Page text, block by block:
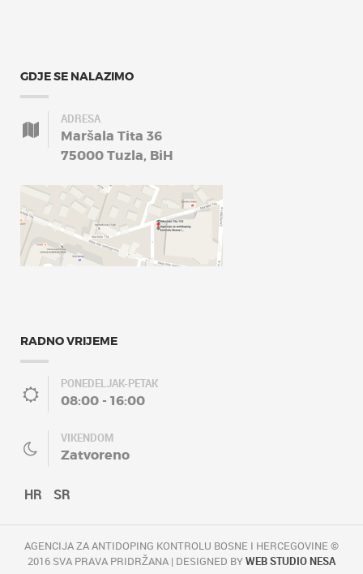
GDJE SE NALAZIMO
ADRESA
Maršala Tita 36
75000 Tuzla, BiH
RADNO VRIJEME
PONEDELJAK-PETAK
08:00 - 16:00
VIKENDOM
Zatvoreno
HR SR
AGENCIJA ZA ANTIDOPING KONTROLU BOSNE I HERCEGOVINE ©
2016 SVA PRAVA PRIDRŽANA | DESIGNED BYWEB STUDIO NESA